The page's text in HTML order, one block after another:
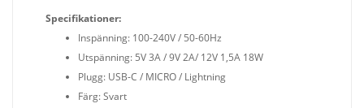
Specifikationer:
Inspänning: 100-240V / 50-60Hz
Utspänning: 5V 3A / 9V 2A/ 12V 1,5A 18W
Plugg: USB-C / MICRO / Lightning
Färg: Svart